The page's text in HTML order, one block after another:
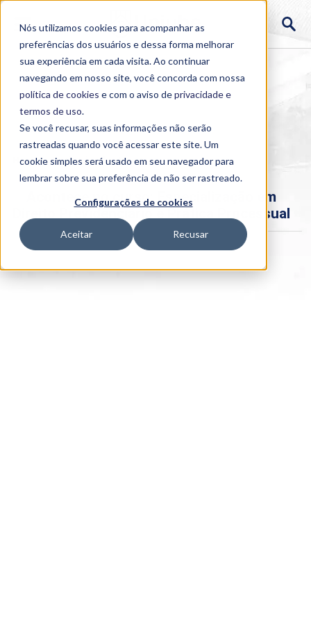
Nós utilizamos cookies para acompanhar as
preferências dos usuários e dessa forma melhorar
sua experiência em cada visita. Ao continuar
navegando em nosso site, você concorda com nossa
política de cookies e com o aviso deprivacidade e
termos de uso.
Se você recusar, suas informações não serão
rastreadas quando você acessar este site. Um
cookie simples será usado em seu navegador para
lembrar sobre sua preferência de não ser rastreado.
Configurações de cookies
Aceitar Recusar
Home > Institucional >Acontece
Acontece no curso: Especialização em
Direito Previdenciário e Prática Processual